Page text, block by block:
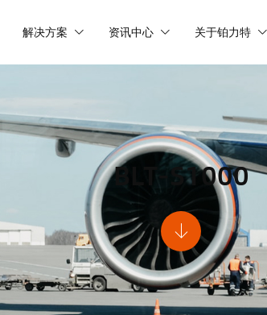
解决方案 资讯中心 关于铂力特
BLT-S1000